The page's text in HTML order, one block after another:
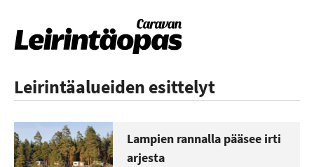
Leirintäalueiden esittelyt
Lampien rannalla pääsee irti
arjesta